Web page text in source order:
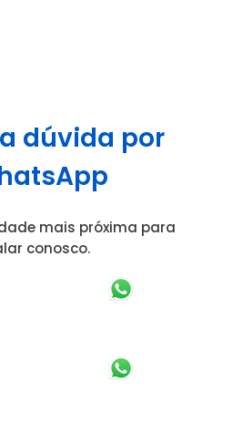
dúvida por
mais próxima para
conosco.